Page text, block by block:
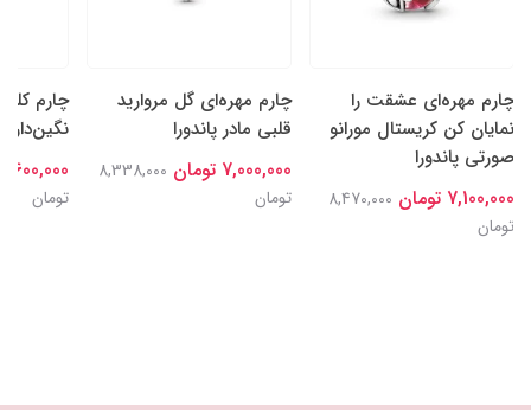
چارم مهره‌ای عشقت را
نمایان کن کریستال مورانو
صورتی پاندورا
7,100,000 تومان
8,470,000
تومان
چارم مهره‌ای گل‌ مروارید
قلبی مادر پاندورا
7,000,000 تومان
8,338,000
تومان
چارم
نگین‌دار
7,600,000
تومان